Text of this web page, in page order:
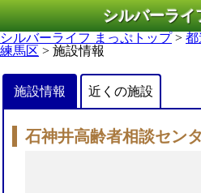
シルバーライ
シルバーライフ まっぷトップ> 都
練馬区 > 施設情報
施設情報 近くの施設
石神井高齢者相談セン